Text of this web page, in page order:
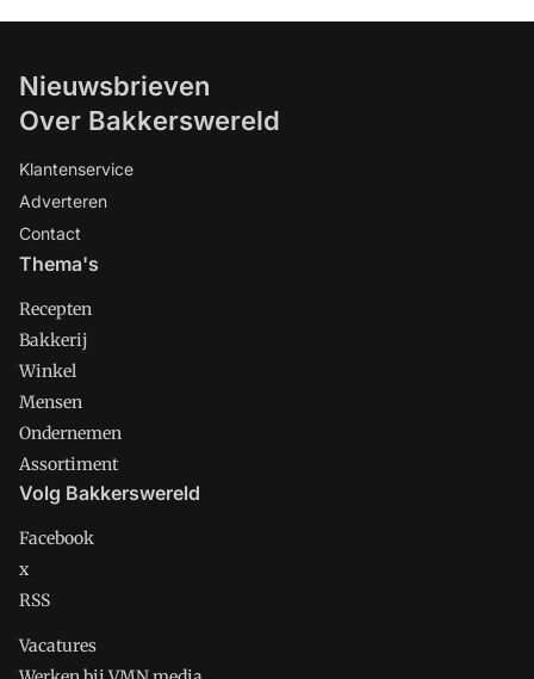
Nieuwsbrieven
Over Bakkerswereld
Klantenservice
Adverteren
Contact
Thema's
Recepten
Bakkerij
Winkel
Mensen
Ondernemen
Assortiment
Volg Bakkerswereld
Facebook
x
RSS
Vacatures